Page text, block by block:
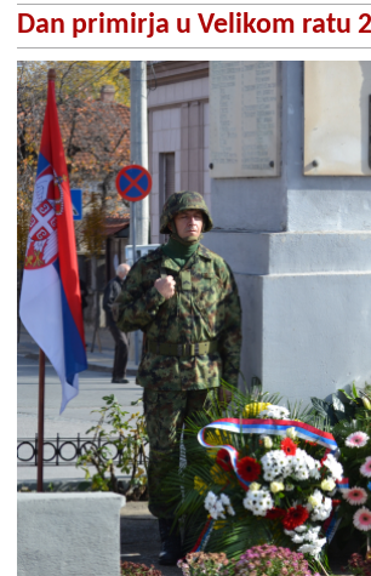
Dan primirja u Velikom ratu